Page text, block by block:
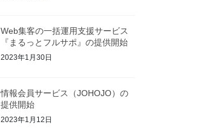
Web集客の一括運用支援サービス
『まるっとフルサポ』の提供開始
2023年1月30日
情報会員サービス（JOHOJO）の
提供開始
2023年1月12日